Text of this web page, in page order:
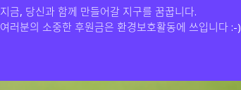
지금, 당신과 함께 만들어갈 지구를 꿈꿉니다.
여러분의 소중한 후원금은 환경보호활동에 쓰입니다 :-)